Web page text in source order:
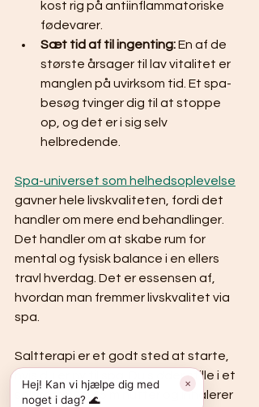
kost rig på antiinflammatoriske
fødevarer.
Sæt tid af til ingenting: En af de
største årsager til lav vitalitet er
manglen på uvirksom tid. Et spa-
besøg tvinger dig til at stoppe
op, og det er i sig selv
helbredende.
Spa-universet som helhedsoplevelse
gavner hele livskvaliteten, fordi det
handler om mere end behandlinger.
Det handler om at skabe rum for
mental og fysisk balance i en ellers
travl hverdag. Det er essensen af,
hvordan man fremmer livskvalitet via
spa.
Saltterapi er et godt sted at starte,
hvis du er ny til spa. Du sidder stille i et
saltkammer i 45 minutter og inhalerer
Hej! Kan vi hjælpe dig med
noget i dag? 🌊
✕